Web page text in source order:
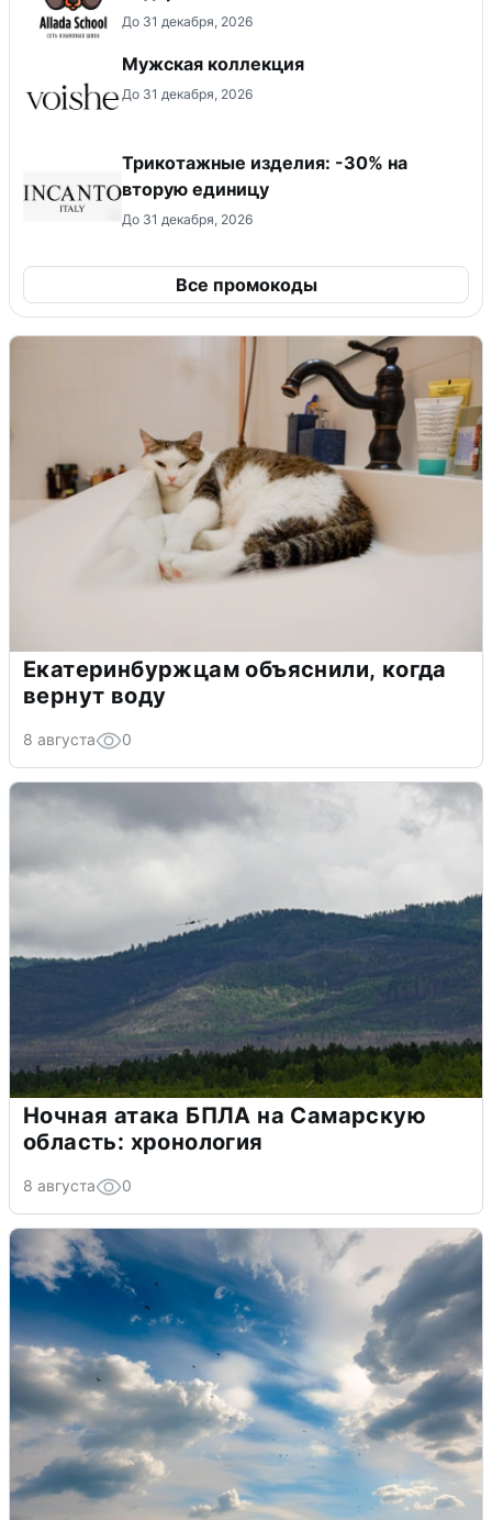
До 31 декабря, 2026
Мужская коллекция
До 31 декабря, 2026
Трикотажные изделия: -30% на
вторую единицу
До 31 декабря, 2026
Все промокоды
Екатеринбуржцам объяснили, когда
вернут воду
8 августа 0
Ночная атака БПЛА на Самарскую
область: хронология
8 августа 0